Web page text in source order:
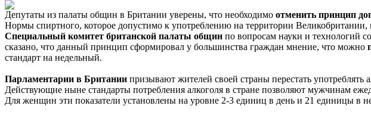
Депутаты из палаты общин в Британии уверены, что необходимо отменить принцип
Нормы спиртного, которое допустимо к употреблению на территории
Специальный комитет британской палаты общин по вопросам науки и технологий
сказано, что данный принцип сформировал у большинства граждан мнение, что можно
стандарт на недельный.
Парламентарии в Британии призывают жителей своей страны перестать употреблять
Действующие ныне стандарты потребления алкоголя в стране позволяют мужчинам
Для женщин эти показатели установлены на уровне 2-3 единиц в день и 21 единицы в